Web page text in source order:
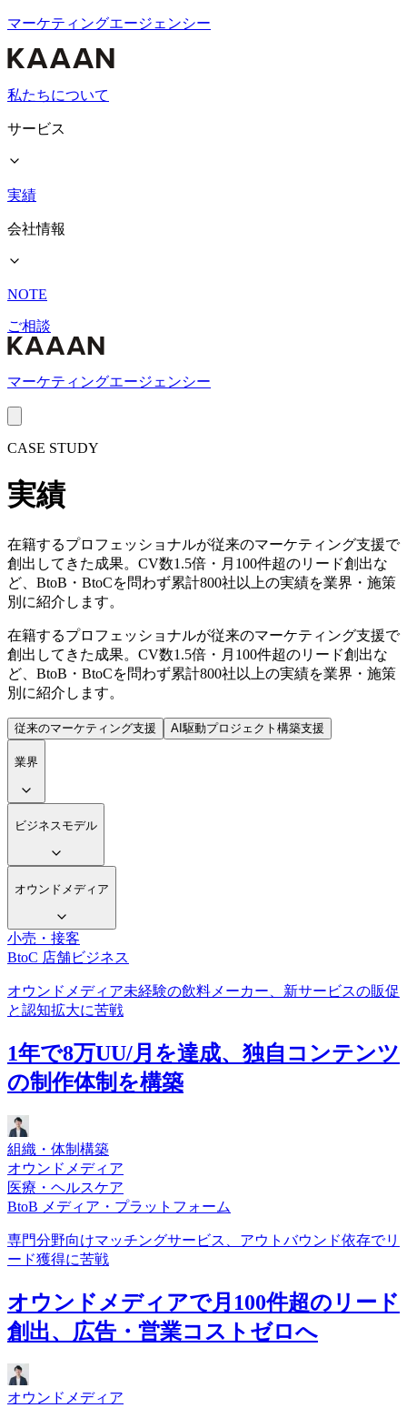
マーケティングエージェンシー
私たちについて
サービス
実績
会社情報
NOTE
ご相談
マーケティングエージェンシー
CASE STUDY
実績
在籍するプロフェッショナルが従来のマーケティング支援で
創出してきた成果。CV数1.5倍・月100件超のリード創出な
ど、BtoB・BtoCを問わず累計800社以上の実績を業界・施策
別に紹介します。
在籍するプロフェッショナルが従来のマーケティング支援で
創出してきた成果。CV数1.5倍・月100件超のリード創出な
ど、BtoB・BtoCを問わず累計800社以上の実績を業界・施策
別に紹介します。
従来のマーケティング支援 AI駆動プロジェクト構築支援
業界
ビジネスモデル
オウンドメディア
小売・接客
BtoC 店舗ビジネス
オウンドメディア未経験の飲料メーカー、新サービスの販促
と認知拡大に苦戦
1年で8万UU/月を達成、独自コンテンツ
の制作体制を構築
組織・体制構築
オウンドメディア
医療・ヘルスケア
BtoB メディア・プラットフォーム
専門分野向けマッチングサービス、アウトバウンド依存でリ
ード獲得に苦戦
オウンドメディアで月100件超のリード
創出、広告・営業コストゼロへ
オウンドメディア